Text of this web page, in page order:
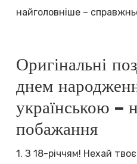
найголовніше –
Оригінальні
днем
українською –
побажання
1. З 18-річчям! Нехай